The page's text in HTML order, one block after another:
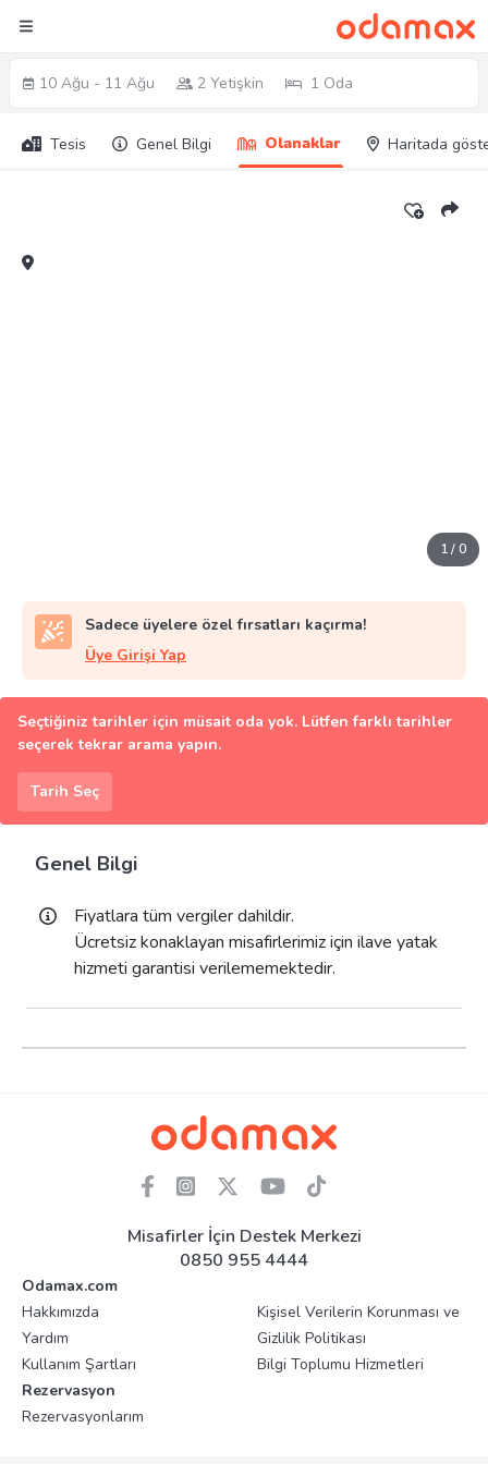
10 Ağu - 11 Ağu 2 Yetişkin 1 Oda
Tesis Genel Bilgi Olanaklar Haritada
1/0
Sadece üyelere özel fırsatları kaçırma!
Üye Girişi Yap
Seçtiğiniz tarihler için müsait oda yok. Lütfen farklı tarihler
seçerek tekrar arama yapın.
Tarih Seç
Genel Bilgi
Fiyatlara tüm vergiler dahildir.
Ücretsiz konaklayan misafirlerimiz için ilave yatak
hizmeti garantisi verilememektedir.
Misafirler İçin Destek Merkezi
0850 955 4444
Odamax.com
Hakkımızda
Yardım
Kullanım Şartları
Kişisel Verilerin Korunması ve
Gizlilik Politikası
Bilgi Toplumu Hizmetleri
Rezervasyon
Rezervasyonlarım